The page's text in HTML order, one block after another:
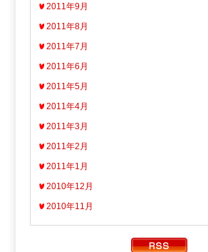
2011年9月
2011年8月
2011年7月
2011年6月
2011年5月
2011年4月
2011年3月
2011年2月
2011年1月
2010年12月
2010年11月